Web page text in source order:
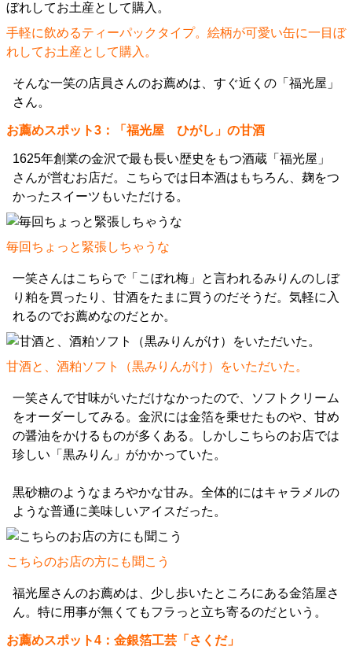
手軽に飲めるティーパックタイプ。絵柄が可愛い缶に一目ぼ
れしてお土産として購入。
そんな一笑の店員さんのお薦めは、すぐ近くの「福光屋」
さん。
お薦めスポット3：「福光屋 ひがし」の甘酒
1625年創業の金沢で最も長い歴史をもつ酒蔵「福光屋」
さんが営むお店だ。こちらでは日本酒はもちろん、麹をつ
かったスイーツもいただける。
毎回ちょっと緊張しちゃうな
一笑さんはこちらで「こぼれ梅」と言われるみりんのしぼ
り粕を買ったり、甘酒をたまに買うのだそうだ。気軽に入
れるのでお薦めなのだとか。
甘酒と、酒粕ソフト（黒みりんがけ）をいただいた。
一笑さんで甘味がいただけなかったので、ソフトクリーム
をオーダーしてみる。金沢には金箔を乗せたものや、甘め
の醤油をかけるものが多くある。しかしこちらのお店では
珍しい「黒みりん」がかかっていた。
黒砂糖のようなまろやかな甘み。全体的にはキャラメルの
ような普通に美味しいアイスだった。
こちらのお店の方にも聞こう
福光屋さんのお薦めは、少し歩いたところにある金箔屋さ
ん。特に用事が無くてもフラっと立ち寄るのだという。
お薦めスポット4：金銀箔工芸「さくだ」